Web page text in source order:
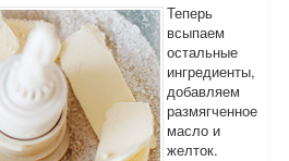
Теперь
всыпаем
остальные
ингредиенты,
добавляем
размягченное
масло и
желток.